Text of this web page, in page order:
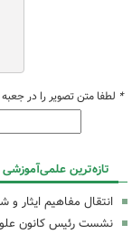
* لطفا متن تصویر را در
تازه‌ترین علمی‌آموزشی
انتقال مفاهیم ایثار
نشست رئیس کانون علوم